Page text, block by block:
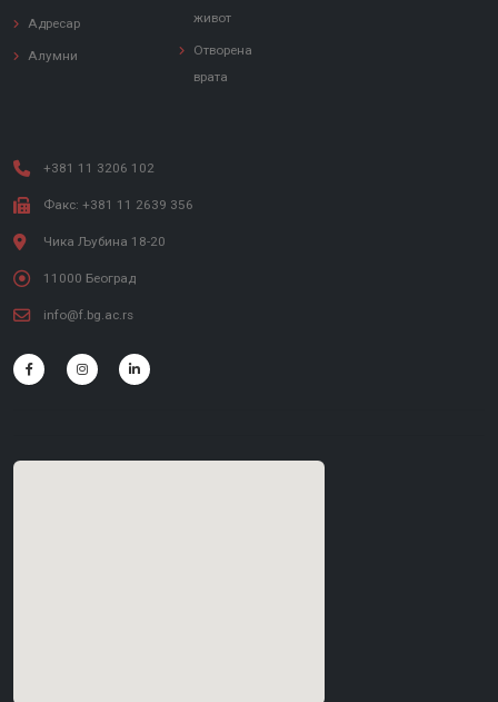
Адресар
Алумни
живот
Отворена
врата
+381 11 3206 102
Факс: +381 11 2639 356
Чика Љубина 18-20
11000 Београд
info@f.bg.ac.rs